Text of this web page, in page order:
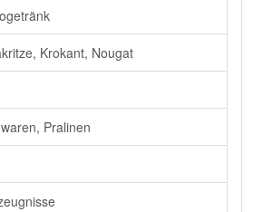
Krokant, Nougat
Pralinen